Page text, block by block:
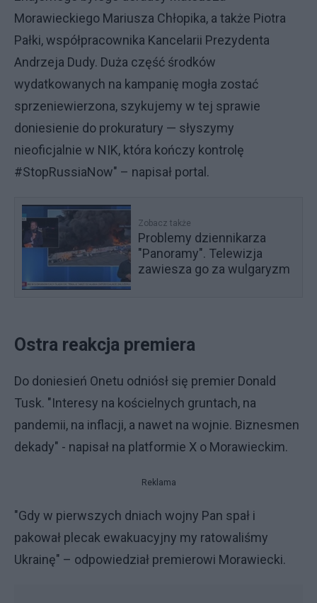
Morawieckiego Mariusza Chłopika, a także Piotra
Pałki, współpracownika Kancelarii Prezydenta
Andrzeja Dudy. Duża część środków
wydatkowanych na kampanię mogła zostać
sprzeniewierzona, szykujemy w tej sprawie
doniesienie do prokuratury — słyszymy
nieoficjalnie w NIK, która kończy kontrolę
#StopRussiaNow" – napisał portal.
Zobacz także
Problemy dziennikarza
"Panoramy". Telewizja
zawiesza go za wulgaryzm
Ostra reakcja premiera
Do doniesień Onetu odniósł się premier Donald
Tusk. "Interesy na kościelnych gruntach, na
pandemii, na inflacji, a nawet na wojnie. Biznesmen
dekady" - napisał na platformie X o Morawieckim.
Reklama
"Gdy w pierwszych dniach wojny Pan spał i
pakował plecak ewakuacyjny my ratowaliśmy
Ukrainę" – odpowiedział premierowi Morawiecki.